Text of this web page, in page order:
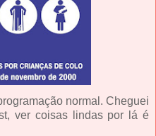
normal. Cheguei
ver coisas lindas por lá é